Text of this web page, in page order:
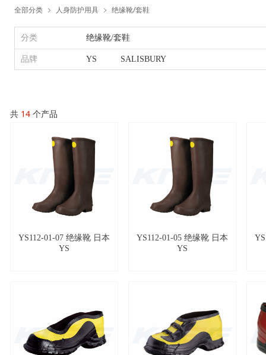
全部分类 ꁇ 人身防护用具 ꁇ 绝缘靴/套鞋
分类 绝缘靴/套鞋
品牌 YS SALISBURY
共 14 个产品
YS112-01-07 绝缘靴 日本
YS
YS112-01-05 绝缘靴 日本
YS